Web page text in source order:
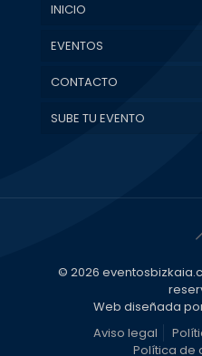
INICIO
EVENTOS
CONTACTO
SUBE TU EVENTO
© 2026
Web diseñada
Aviso legal
Política de